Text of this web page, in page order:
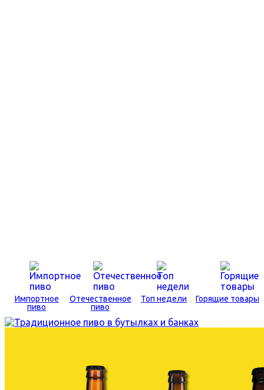
Импортное
пиво
Отечественное
пиво
Топ недели Горящие товары